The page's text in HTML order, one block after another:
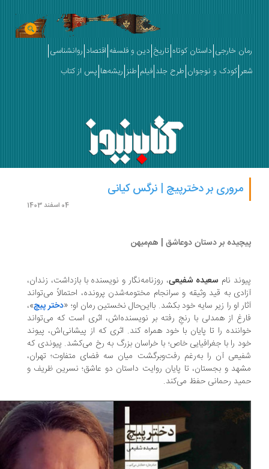
خارجی داستان کوتاه تاریخ دین و فلسفه اقتصاد روانشناسی
کودک و نوجوان طرح جلد فیلم طنز ریشه‌ها پس از کتاب
مروری بر دخترپیچ | نرگس کیانی
بر دستان دوعاشق | هم‌میهن
نامسعیده شفیعی، روزنامه‌نگار و نویسنده با بازداشت، زندان،
به قید وثیقه و سرانجام مختومه‌شدن پرونده، احتمالاً می‌تواند
او را زیر سایه خود بکشد. بااین‌حال نخستین رمان او؛ «دختر پیچ»،
از همدلی با رنجِ رفته بر نویسنده‌اش، اثری است که می‌تواند
را تا پایان با خود همراه کند. اثری که از پیشانی‌اش، پیوند
را با جغرافیایی خاص؛ با خراسان بزرگ به رخ می‌کشد. پیوندی که
آن را به‌‌رغم رفت‌وبرگشت میان سه فضای متفاوت؛ تهران،
و بجستان، تا پایان روایت داستان دو عاشق؛ نسرین ظریف و
رحمانی حفظ می‌کند.